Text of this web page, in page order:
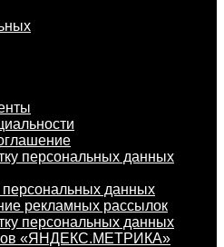
персональных данных
персональных данных
рекламных рассылок
персональных данных
«ЯНДЕКС.МЕТРИКА»